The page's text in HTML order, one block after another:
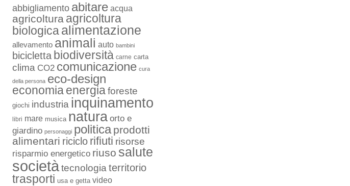
abbigliamento abitare acqua
agricoltura agricoltura
biologica alimentazione
allevamento animali auto bambini
bicicletta biodiversità carne carta
clima CO2 comunicazione cura
della persona eco-design
economia energiaforeste
giochi industria inquinamento
libri mare musica natura orto e
giardino personaggi politica prodotti
alimentari riciclo rifiuti risorse
risparmio energetico riuso salute
societàtecnologia territorio
trasporti usa e getta video